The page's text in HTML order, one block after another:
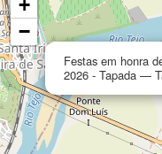
Festas em honra
2026 - Tapada —
+
−